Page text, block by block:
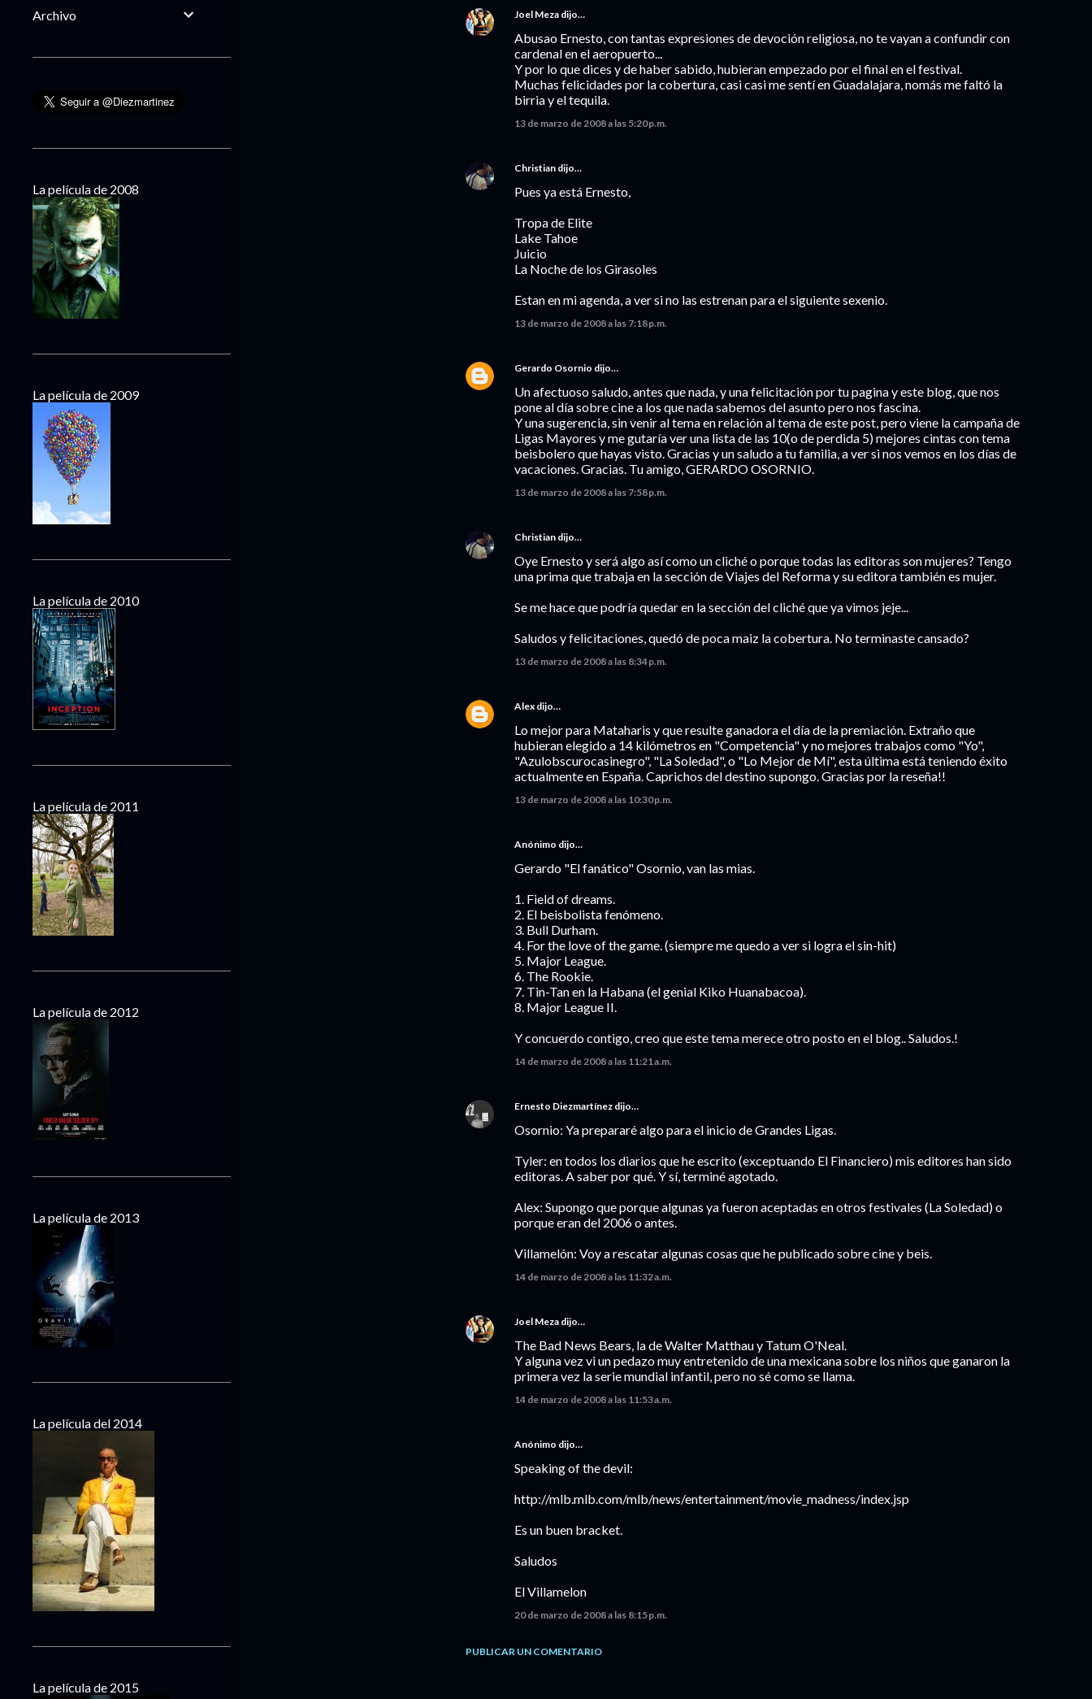
Joel Meza dijo…
Abusao Ernesto, con tantas expresiones de devoción religiosa, no te vayan a confundir con
cardenal en el aeropuerto...
Y por lo que dices y de haber sabido, hubieran empezado por el final en el festival.
Muchas felicidades por la cobertura, casi casi me sentí en Guadalajara, nomás me faltó la
birria y el tequila.
13 de marzo de 2008 a las 5:20 p.m.
Christian dijo…
Pues ya está Ernesto,
Tropa de Elite
Lake Tahoe
Juicio
La Noche de los Girasoles
Estan en mi agenda, a ver si no las estrenan para el siguiente sexenio.
13 de marzo de 2008 a las 7:18 p.m.
Gerardo Osornio dijo…
Un afectuoso saludo, antes que nada, y una felicitación por tu pagina y este blog, que nos
pone al día sobre cine a los que nada sabemos del asunto pero nos fascina.
Y una sugerencia, sin venir al tema en relación al tema de este post, pero viene la campaña de
Ligas Mayores y me gutaría ver una lista de las 10(o de perdida 5) mejores cintas con tema
beisbolero que hayas visto. Gracias y un saludo a tu familia, a ver si nos vemos en los días de
vacaciones. Gracias. Tu amigo, GERARDO OSORNIO.
13 de marzo de 2008 a las 7:58 p.m.
Christian dijo…
Oye Ernesto y será algo así como un cliché o porque todas las editoras son mujeres? Tengo
una prima que trabaja en la sección de Viajes del Reforma y su editora también es mujer.
Se me hace que podría quedar en la sección del cliché que ya vimos jeje...
Saludos y felicitaciones, quedó de poca maiz la cobertura. No terminaste cansado?
13 de marzo de 2008 a las 8:34 p.m.
Alex dijo…
Lo mejor para Mataharis y que resulte ganadora el día de la premiación. Extraño que
hubieran elegido a 14 kilómetros en "Competencia" y no mejores trabajos como "Yo",
"Azulobscurocasinegro", "La Soledad", o "Lo Mejor de Mí", esta última está teniendo éxito
actualmente en España. Caprichos del destino supongo. Gracias por la reseña!!
13 de marzo de 2008 a las 10:30 p.m.
Anónimo dijo…
Gerardo "El fanático" Osornio, van las mias.
1. Field of dreams.
2. El beisbolista fenómeno.
3. Bull Durham.
4. For the love of the game. (siempre me quedo a ver si logra el sin-hit)
5. Major League.
6. The Rookie.
7. Tin-Tan en la Habana (el genial Kiko Huanabacoa).
8. Major League II.
Y concuerdo contigo, creo que este tema merece otro posto en el blog.. Saludos.!
14 de marzo de 2008 a las 11:21 a.m.
Ernesto Diezmartínez dijo…
Osornio: Ya prepararé algo para el inicio de Grandes Ligas.
Tyler: en todos los diarios que he escrito (exceptuando El Financiero) mis editores han sido
editoras. A saber por qué. Y sí, terminé agotado.
Alex: Supongo que porque algunas ya fueron aceptadas en otros festivales (La Soledad) o
porque eran del 2006 o antes.
Villamelón: Voy a rescatar algunas cosas que he publicado sobre cine y beis.
14 de marzo de 2008 a las 11:32 a.m.
Joel Meza dijo…
The Bad News Bears, la de Walter Matthau y Tatum O'Neal.
Y alguna vez vi un pedazo muy entretenido de una mexicana sobre los niños que ganaron la
primera vez la serie mundial infantil, pero no sé como se llama.
14 de marzo de 2008 a las 11:53 a.m.
Anónimo dijo…
Speaking of the devil:
http://mlb.mlb.com/mlb/news/entertainment/movie_madness/index.jsp
Es un buen bracket.
Saludos
El Villamelon
20 de marzo de 2008 a las 8:15 p.m.
PUBLICAR UN COMENTARIO
Archivo
La película de 2008
La película de 2009
La película de 2010
La película de 2011
La película de 2012
La película de 2013
La película del 2014
La película de 2015